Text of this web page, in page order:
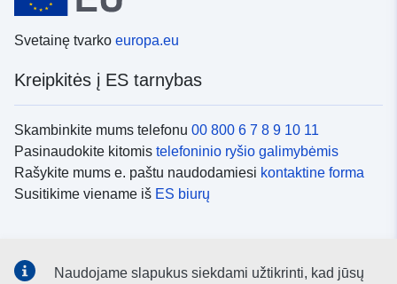
Svetainę tvarko europa.eu
Kreipkitės į ES tarnybas
Skambinkite mums telefonu 00 800 6 7 8 9 10 11
Pasinaudokite kitomis telefoninio ryšio galimybėmis
Rašykite mums e. paštu naudodamiesi kontaktine forma
Susitikime viename iš ES biurų
Naudojame slapukus siekdami užtikrinti, kad jūsų